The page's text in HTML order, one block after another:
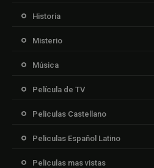
Historia
Misterio
Música
Película de TV
Peliculas Castellano
Peliculas Español Latino
Peliculas mas vistas